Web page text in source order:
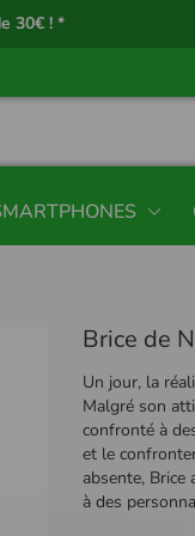
30€ ! *
Brice de
Un jour, la
Malgré son
confronté à
et le
absente,
à des